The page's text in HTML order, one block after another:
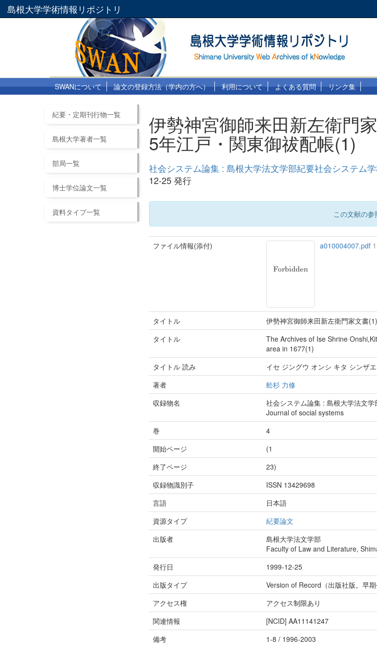
島根大学学術情報リポジトリ
SWANについて 論文の登録方法（学内の方へ） 利用について よくある質問 リンク集
紀要・定期刊行物一覧
島根大学著者一覧
部局一覧
博士学位論文一覧
資料タイプ一覧
伊勢神宮御師来田新左衛門
5年江戸・関東御祓配帳(1)
社会システム論集 : 島根大学法文学部紀要社会システム
12-25 発行
この文献の
ファイル情報(添付) a010004007.pdf
タイトル
伊勢神宮御師来田新左衛門家文書
タイトル
The Archives of Ise Shrine
area in 1677(1)
タイトル 読み
イセ ジングウ オンシ キタ シンザ
著者
舩杉 力修
収録物名
社会システム論集 : 島根大学法文
Journal of social systems
巻
4
開始ページ
(1
終了ページ
23)
収録物識別子
ISSN 13429698
言語
日本語
資源タイプ
紀要論文
出版者
島根大学法文学部
Faculty of Law and Literature,
発行日
1999-12-25
出版タイプ
Version of Record（出版社版。早期
アクセス権
アクセス制限あり
関連情報
[NCID] AA11141247
備考
1-8 / 1996-2003